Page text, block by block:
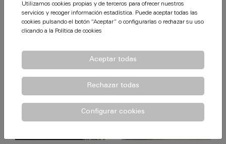
Utilizamos cookies propias y de terceros para ofrecer nuestros
servicios y recoger información estadística. Puede aceptar todas las
cookies pulsando el botón “Aceptar” o configurarlas o rechazar su uso
clicando a la Política de cookies
Aceptar todas
Rechazar todas
Configurar cookies